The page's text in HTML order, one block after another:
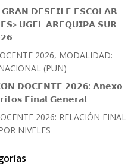
𝗗𝗘𝗦𝗙𝗜𝗟𝗘 𝗘𝗦𝗖𝗢𝗟𝗔𝗥
𝗨𝗚𝗘𝗟 𝗔𝗥𝗘𝗤𝗨𝗜𝗣𝗔 𝗦𝗨𝗥
2026, MODALIDAD:
(PUN)
𝗗𝗢𝗖𝗘𝗡𝗧𝗘 𝟮𝟬𝟮𝟲: 𝗔𝗻𝗲𝘅𝗼
𝗙𝗶𝗻𝗮𝗹 𝗚𝗲𝗻𝗲𝗿𝗮𝗹
2026: RELACIÓN FINAL
NIVELES